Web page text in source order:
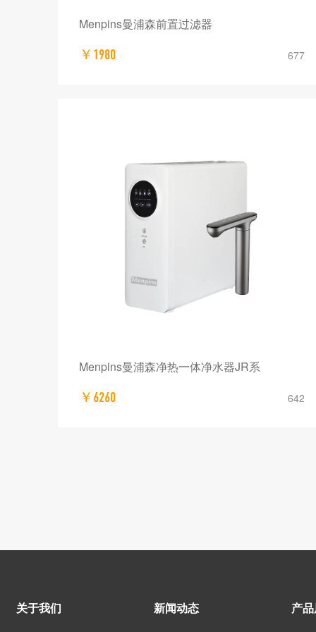
Menpins曼浦森前置过滤器
￥1980 677
Menpins曼浦森净热一体净水器JR系
￥6260 642
关于我们 新闻动态 产